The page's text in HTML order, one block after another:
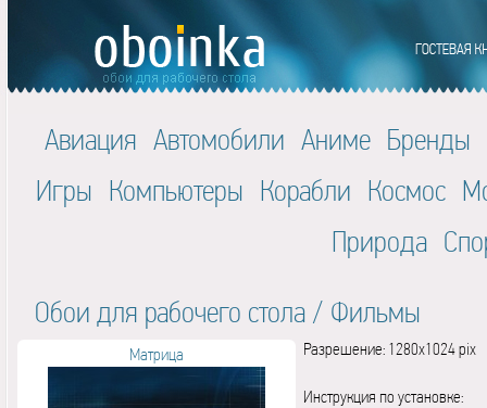
Авиация Автомобили Аниме Бренды
Игры Компьютеры Корабли Космос
Природа
Обои для рабочего стола / Фильмы
Матрица Разрешение: 1280x1024 pix
Инструкция по установке: